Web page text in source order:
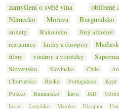
zamyšlení o světě vína
oblíbené
Německo
Morava Burgundsko
ankety
Rakousko Jiný alkohol
restaurace
knihy a časopisy
filmy
vinárny a vinotéky
Slovensko
Slovinsko Chile
Chorvatsko
Řecko Portugalsko Kypr
Polsko
Rumunsko káva JAR
Izrael
Lotyšsko Mexiko Ukrajina